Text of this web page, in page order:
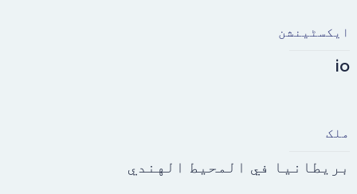
ایکسٹینشن
io
ملک
بريطانيا في المحيط الهندي